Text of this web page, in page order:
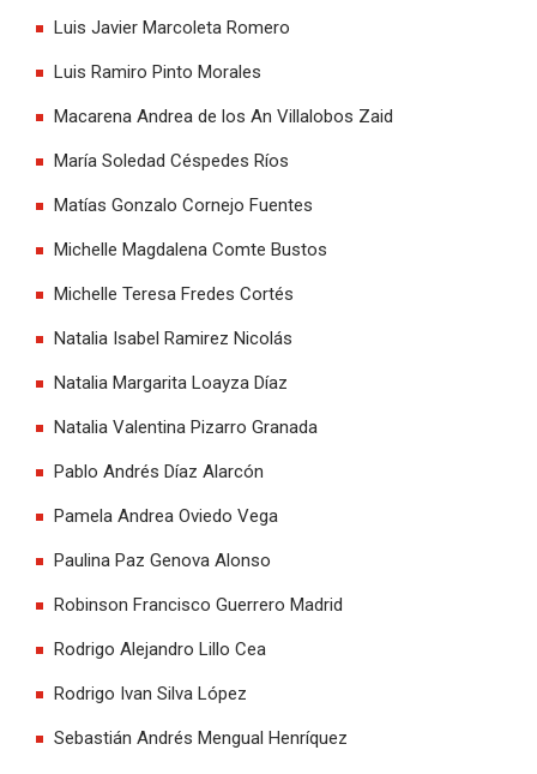
Luis Javier Marcoleta Romero
Luis Ramiro Pinto Morales
Macarena Andrea de los An Villalobos Zaid
María Soledad Céspedes Ríos
Matías Gonzalo Cornejo Fuentes
Michelle Magdalena Comte Bustos
Michelle Teresa Fredes Cortés
Natalia Isabel Ramirez Nicolás
Natalia Margarita Loayza Díaz
Natalia Valentina Pizarro Granada
Pablo Andrés Díaz Alarcón
Pamela Andrea Oviedo Vega
Paulina Paz Genova Alonso
Robinson Francisco Guerrero Madrid
Rodrigo Alejandro Lillo Cea
Rodrigo Ivan Silva López
Sebastián Andrés Mengual Henríquez